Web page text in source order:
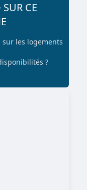
CE
les logements
?